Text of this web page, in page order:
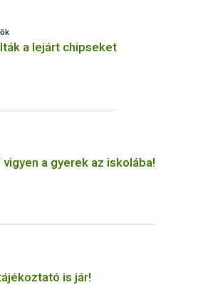
a lejárt chipseket
vigyen a gyerek az iskolába!
is jár!